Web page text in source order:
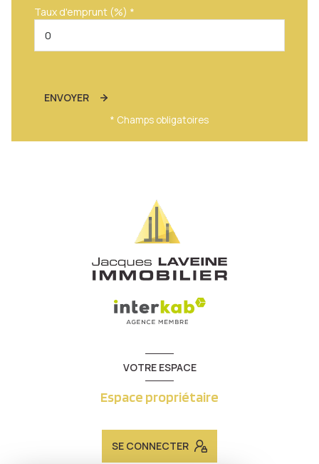
Taux d'emprunt (%) *
ENVOYER
* Champs obligatoires
VOTRE ESPACE
Espace propriétaire
SE CONNECTER